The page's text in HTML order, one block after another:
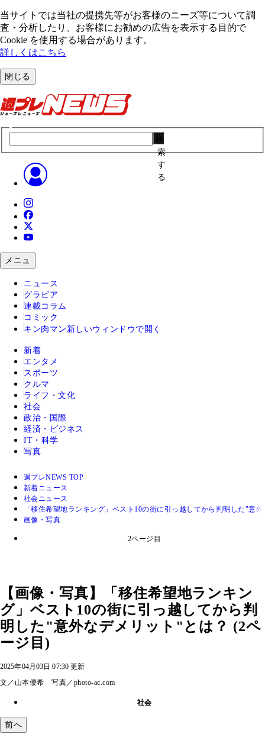
当サイトでは当社の提携先等がお客様のニーズ等について調
査・分析したり、お客様にお勧めの広告を表⽰する⽬的で
Cookie を使⽤する場合があります。
詳しくはこちら
閉じる
索
す
る
メニュ
ニュース
グラビア
連載コラム
コミック
キン肉マン 新しいウィンドウで開く
新着
エンタメ
スポーツ
クルマ
ライフ・文化
社会
政治・国際
経済・ビジネス
IT・科学
写真
週プレNEWS TOP
新着ニュース
社会ニュース
「移住希望地ランキング」ベスト10の街に引っ越してから判明した"意
画像・写真
2ページ目
【画像・写真】「移住希望地ランキン
グ」ベスト10の街に引っ越してから判
明した"意外なデメリット"とは？ (2ペ
ージ目)
2025年04月03日 07:30 更新
文／山本優希 写真／photo-ac.com
社会
前へ